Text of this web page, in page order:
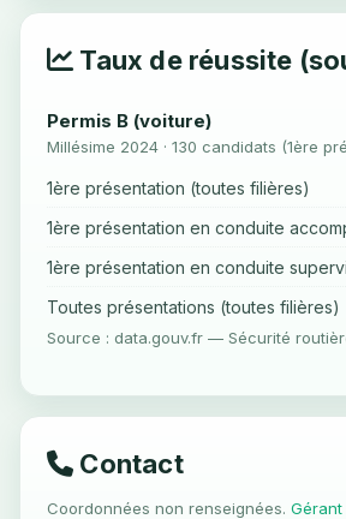
Taux de réussite
Permis B (voiture)
Millésime 2024 · 130 candidats (1ère
1ère présentation (toutes filières)
1ère présentation en conduite
1ère présentation en conduite
Toutes présentations (toutes filières)
Source : data.gouv.fr — Sécurité
Contact
Coordonnées non renseignées.